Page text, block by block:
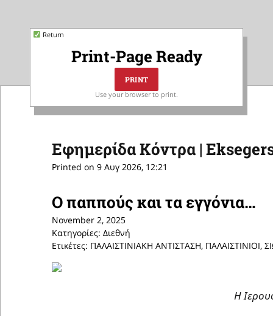
Return
Print-Page Ready
Use your browser to print.
Εφημερίδα Κόντρα |
Printed on 9 Αυγ 2026, 12:21
Ο παππούς και τα εγγόνια…
November 2, 2025
Κατηγορίες: Διεθνή
Ετικέτες: ΠΑΛΑΙΣΤΙΝΙΑΚΗ ΑΝΤΙΣΤΑΣΗ, ΠΑΛΑΙΣΤΙΝΙΟΙ,
Η